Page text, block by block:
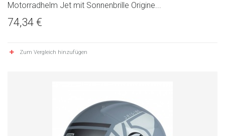
Motorradhelm Jet mit Sonnenbrille Origine...
74,34 €
Zum Vergleich hinzufügen